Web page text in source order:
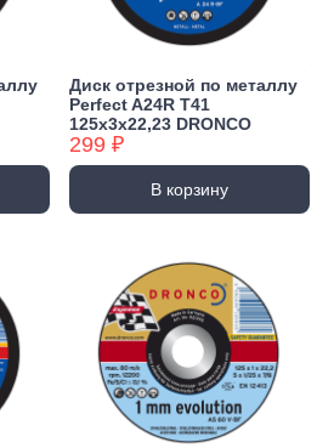
Диск отрезной по металлу
Perfect A24R T41
125х3х22,23 DRONCO
299 ₽
В корзину